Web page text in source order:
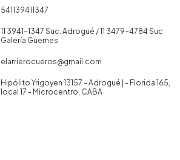
541139411347
11 3941-1347 Suc. Adrogué / 11 3479-4784 Suc.
Galería Guemes
elarrierocueros@gmail.com
Hipólito Yrigoyen 13157 - Adrogué | - Florida 165,
local 17 - Microcentro, CABA